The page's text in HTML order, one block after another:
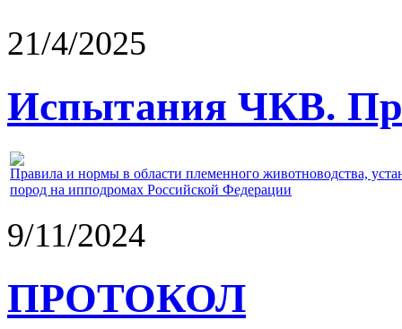
21/4/2025
Испытания ЧКВ.
Правила и нормы в области племенного животноводства,
пород на ипподромах Российской Федерации
9/11/2024
ПРОТОКОЛ